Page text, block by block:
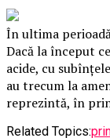
În ultima
Dacă la început
acide, cu
au trecum la
reprezintă, în
Related Topics: